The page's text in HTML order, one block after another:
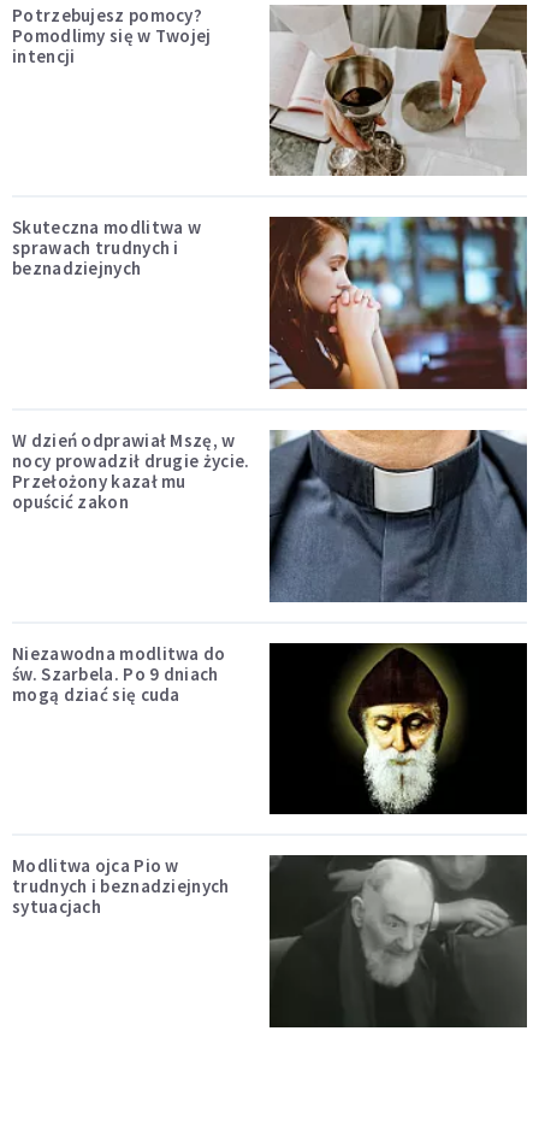
Potrzebujesz pomocy?
Pomodlimy się w Twojej
intencji
Skuteczna modlitwa w
sprawach trudnych i
beznadziejnych
W dzień odprawiał Mszę, w
nocy prowadził drugie życie.
Przełożony kazał mu
opuścić zakon
Niezawodna modlitwa do
św. Szarbela. Po 9 dniach
mogą dziać się cuda
Modlitwa ojca Pio w
trudnych i beznadziejnych
sytuacjach